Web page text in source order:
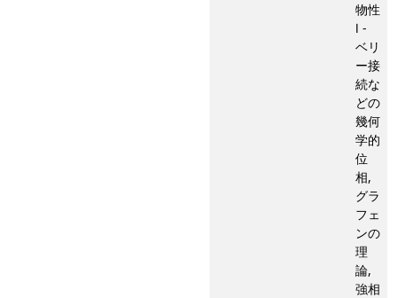
物性
Ⅰ -
ベリ
ー接
続な
どの
幾何
学的
位
相,
グラ
フェ
ンの
理
論,
強相